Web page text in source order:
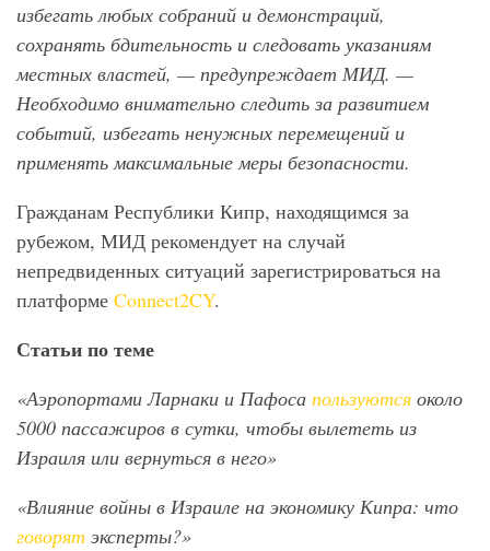
избегать любых собраний и демонстраций,
сохранять бдительность и следовать указаниям
местных властей, — предупреждает МИД. —
Необходимо внимательно следить за развитием
событий, избегать ненужных перемещений и
применять максимальные меры безопасности.
Гражданам Республики Кипр, находящимся за
рубежом, МИД рекомендует на случай
непредвиденных ситуаций зарегистрироваться на
платформе Connect2CY.
Статьи по теме
«Аэропортами Ларнаки и Пафоса пользуются около
5000 пассажиров в сутки, чтобы вылететь из
Израиля или вернуться в него»
«Влияние войны в Израиле на экономику Кипра: что
говорят эксперты?»